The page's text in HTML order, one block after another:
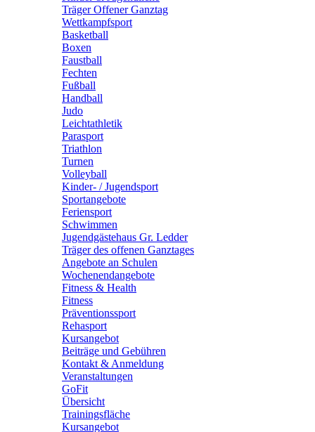
Träger Offener Ganztag
Wettkampfsport
Basketball
Boxen
Faustball
Fechten
Fußball
Handball
Judo
Leichtathletik
Parasport
Triathlon
Turnen
Volleyball
Kinder- / Jugendsport
Sportangebote
Feriensport
Schwimmen
Jugendgästehaus Gr. Ledder
Träger des offenen Ganztages
Angebote an Schulen
Wochenendangebote
Fitness & Health
Fitness
Präventionssport
Rehasport
Kursangebot
Beiträge und Gebühren
Kontakt & Anmeldung
Veranstaltungen
GoFit
Übersicht
Trainingsfläche
Kursangebot